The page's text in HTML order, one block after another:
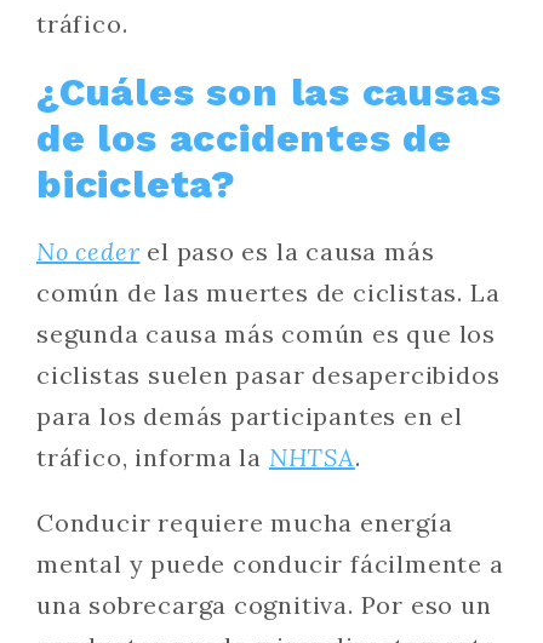
tráfico.
¿Cuáles son las causas
de los accidentes de
bicicleta?
No ceder el paso es la causa más
común de las muertes de ciclistas. La
segunda causa más común es que los
ciclistas suelen pasar desapercibidos
para los demás participantes en el
tráfico, informa la NHTSA.
Conducir requiere mucha energía
mental y puede conducir fácilmente a
una sobrecarga cognitiva. Por eso un